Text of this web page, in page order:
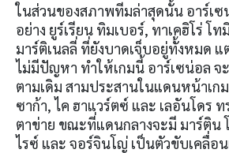
ในส่วนของสภาพทีมล่าสุดนั้น อาร์เซ
อย่าง ยูร์เรียน ทิมเบอร์, ทาเคฮิโร่ โท
มาร์ติเนลลี่ ที่ยังบาดเจ็บอยู่ทั้งหมด
ไม่มีปัญหา ทำให้เกมนี้ อาร์เซน่อล จ
ตามเดิม สามประสานในแดนหน้าเก
ซาก้า, ไค ฮาแวร์ตซ์ และ เลอันโดร ท
ตาข่าย ขณะที่แดนกลางจะมี มาร์ติน
ไรซ์ และ จอร์จินโญ่ เป็นตัวขับเคลื่อน